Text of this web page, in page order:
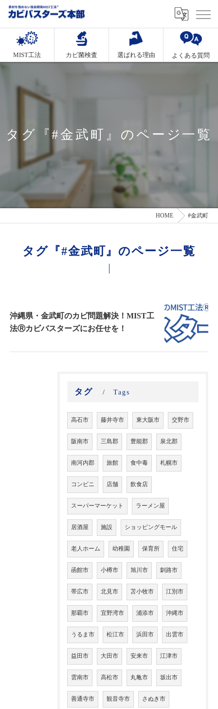
MIST工法 カビ菌検査 選ばれる理由 よくある質問
タグ『#金武町』のページ一覧
HOME #金武町
タグ『#金武町』のページ一覧
沖縄県・金武町のカビ問題解決！MIST工
法Ⓡカビバスターズにお任せを！
タグ Tags
高石市 藤井寺市 東大阪市 交野市
阪南市 三島郡 豊能郡 泉北郡
南河内郡 旅館 食中毒 札幌市
コンビニ 店舗 飲食店
スーパーマーケット ラーメン屋
居酒屋 施設 ショッピングモール
老人ホーム 幼稚園 保育所 住宅
函館市 小樽市 旭川市 釧路市
帯広市 北見市 苫小牧市 江別市
那覇市 宜野湾市 浦添市 沖縄市
うるま市 松江市 浜田市 出雲市
益田市 大田市 安来市 江津市
雲南市 高松市 丸亀市 坂出市
善通寺市 観音寺市 さぬき市